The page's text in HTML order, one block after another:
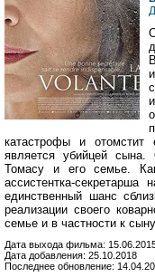
катастрофы и
является убийцей
Томасу и его семье.
ассистентка-
единственный шанс
реализации своего
семье и в частности к
Дата выхода фильма:
Дата добавления: 25.10.2018
Последнее обновление: